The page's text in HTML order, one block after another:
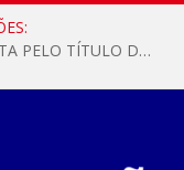
MARACANÃ SAI NA FRENTE NA DISPUTA PELO TÍTULO DA COPA PARÁ SUB-17!